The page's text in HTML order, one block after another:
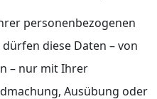
personenbezogenen
diese Daten – von
– nur mit Ihrer
Ausübung oder